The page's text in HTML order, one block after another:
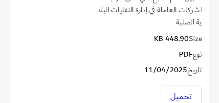
لشركات العاملة في إدارة النفايات البلد
ية الصلبة
Size
448.90 KB
نوعPDF
تاريخ11/04/2025
تحميل